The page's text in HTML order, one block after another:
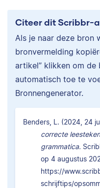
Citeer dit Scribbr-
Als je naar deze bron
bronvermelding
artikel” klikken om de
automatisch toe te
Bronnengenerator.
Benders, L. (2024, 24
correcte
grammatica.
op 4 augustus
https://
schrijftips/